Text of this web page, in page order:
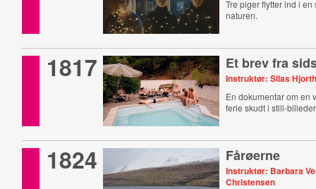
Tre piger flytter ind i
naturen.
1817 Et brev fra
Instruktør: Silas
En dokumentar om en
ferie skudt i still-
1824 Fårøerne
Instruktør: Barbara
Christensen